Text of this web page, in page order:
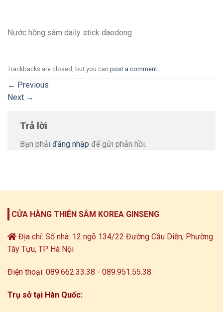
Nước hồng sâm daily stick daedong
Trackbacks are closed, but you can post a comment.
← Previous
Next →
Trả lời
Bạn phải đăng nhập để gửi phản hồi.
CỬA HÀNG THIÊN SÂM KOREA GINSENG
Địa chỉ: Số nhà: 12 ngõ 134/22 Đường Cầu Diễn, Phường
Tây Tựu, TP Hà Nội
Điện thoại: 089.662.33.38 - 089.951.55.38
Trụ sở tại Hàn Quốc: